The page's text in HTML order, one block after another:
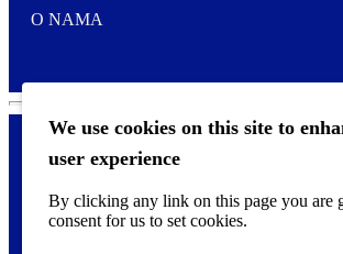
We use cookies on this site to
user experience
By clicking any link on this page you are
consent for us to set cookies.
O NAMA
o
Pravne i tzv. Cookie